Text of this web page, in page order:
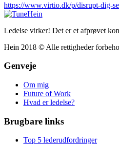
https://www.virtio.dk/p/disrupt-dig-
Ledelse virker! Det er et afprøvet
Hein 2018 © Alle rettigheder
Genveje
Om mig
Future of Work
Hvad er ledelse?
Brugbare links
Top 5 lederudfordringer